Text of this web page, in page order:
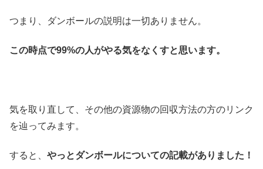
つまり、ダンボールの説明は一切ありません。
この時点で99%の人がやる気をなくすと思います。
気を取り直して、その他の資源物の回収方法の方のリンク
を辿ってみます。
すると、 やっとダンボールについての記載がありました！